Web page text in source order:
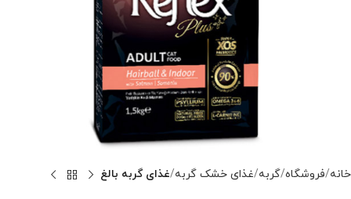
خانه فروشگاه گربه غذای خشک گربه غذای گربه بالغ